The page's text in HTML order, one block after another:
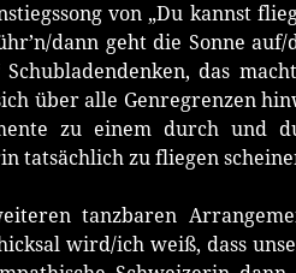
von „Du kannst
dann geht die Sonne auf/
das
über alle Genregrenzen
zu einem durch und
tatsächlich zu fliegen
tanzbaren
wird/ich weiß, dass